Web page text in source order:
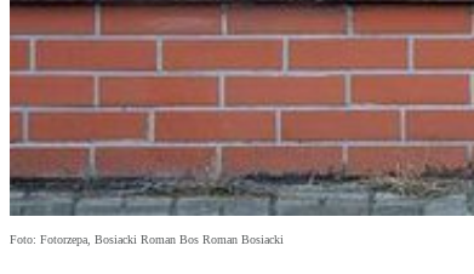
Foto: Fotorzepa, Bosiacki Roman Bos Roman Bosiacki